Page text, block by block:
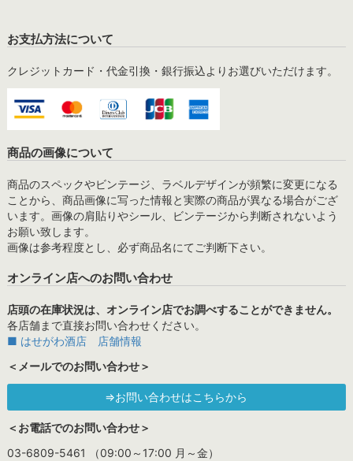
お支払方法について
クレジットカード・代金引換・銀行振込よりお選びいただけます。
商品の画像について
商品のスペックやビンテージ、ラベルデザインが頻繁に変更になる
ことから、商品画像に写った情報と実際の商品が異なる場合がござ
います。画像の肩貼りやシール、ビンテージから判断されないよう
お願い致します。
画像は参考程度とし、必ず商品名にてご判断下さい。
オンライン店へのお問い合わせ
店頭の在庫状況は、オンライン店でお調べすることができません。
各店舗まで直接お問い合わせください。
■ はせがわ酒店 店舗情報
＜メールでのお問い合わせ＞
⇒お問い合わせはこちらから
＜お電話でのお問い合わせ＞
03-6809-5461 （09:00～17:00 月～金）